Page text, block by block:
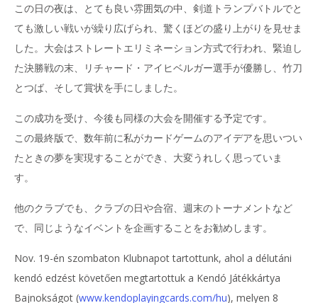
この日の夜は、とても良い雰囲気の中、剣道トランプバトルでと
ても激しい戦いが繰り広げられ、驚くほどの盛り上がりを見せま
した。大会はストレートエリミネーション方式で行われ、緊迫し
た決勝戦の末、リチャード・アイヒベルガー選手が優勝し、竹刀
とつば、そして賞状を手にしました。
この成功を受け、今後も同様の大会を開催する予定です。
この最終版で、数年前に私がカードゲームのアイデアを思いつい
たときの夢を実現することができ、大変うれしく思っていま
す。
他のクラブでも、クラブの日や合宿、週末のトーナメントなど
で、同じようなイベントを企画することをお勧めします。
Nov. 19-én szombaton Klubnapot tartottunk, ahol a délutáni
kendó edzést követően megtartottuk a Kendó Játékkártya
Bajnokságot (www.kendoplayingcards.com/hu), melyen 8